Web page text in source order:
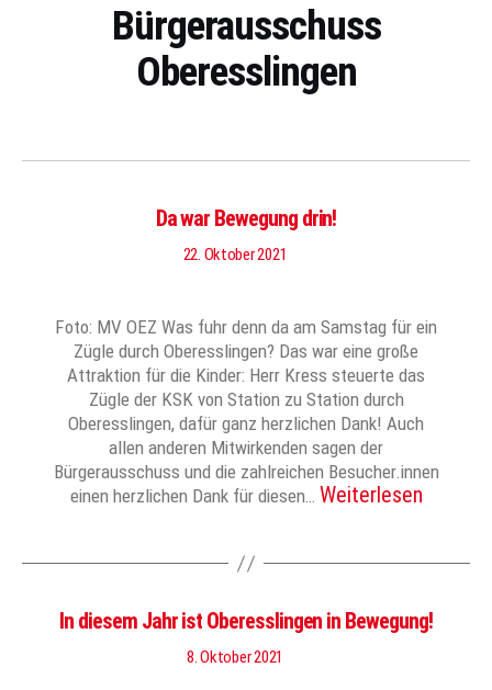
Bürgerausschuss
Oberesslingen
Da war Bewegung drin!
22. Oktober 2021
Foto: MV OEZ Was fuhr denn da am Samstag für ein
Zügle durch Oberesslingen? Das war eine große
Attraktion für die Kinder: Herr Kress steuerte das
Zügle der KSK von Station zu Station durch
Oberesslingen, dafür ganz herzlichen Dank! Auch
allen anderen Mitwirkenden sagen der
Bürgerausschuss und die zahlreichen Besucher.innen
einen herzlichen Dank für diesen… Weiterlesen
In diesem Jahr ist Oberesslingen in Bewegung!
8. Oktober 2021